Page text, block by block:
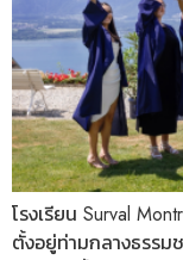
โรงเรียน Surval
ตั้งอยู่ท่ามกลางธรรม